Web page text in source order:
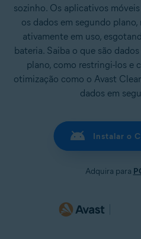
sozinho. Os aplicativos
os dados em segundo
ativamente em uso,
bateria. Saiba o que são
plano, como restringi-los e
otimização como o Avast
dados em
Instalar o
Adquira para